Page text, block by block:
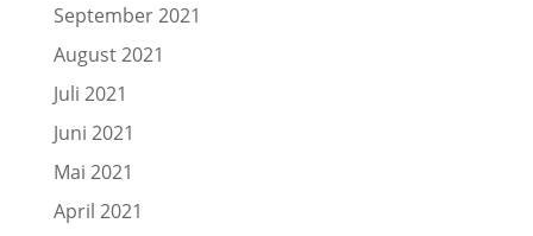
September 2021
August 2021
Juli 2021
Juni 2021
Mai 2021
April 2021